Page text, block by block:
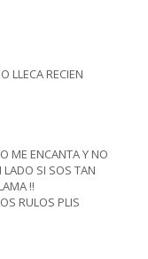
LLECA RECIEN
ME ENCANTA Y NO
LADO SI SOS TAN
!!
RULOS PLIS